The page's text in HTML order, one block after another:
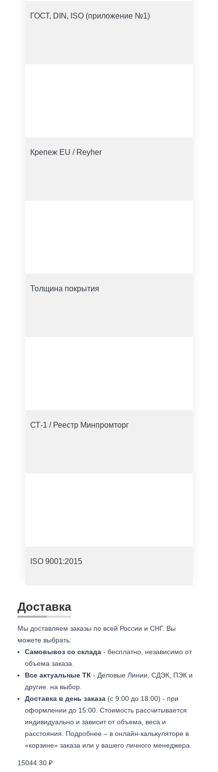
ГОСТ, DIN, ISO (приложение №1)
Крепеж EU / Reyher
Толщина покрытия
СТ-1 / Реестр Минпромторг
ISO 9001:2015
Доставка
Мы доставляем заказы по всей России и СНГ. Вы
можете выбрать:
Самовывоз со склада - бесплатно, независимо от
объема заказа.
Все актуальные ТК - Деловые Линии, СДЭК, ПЭК и
другие. на выбор.
Доставка в день заказа (с 9:00 до 18:00) - при
оформлении до 15:00. Стоимость рассчитывается
индивидуально и зависит от объема, веса и
расстояния. Подробнее – в онлайн-калькуляторе в
«корзине» заказа или у вашего личного менеджера.
15044.30 ₽